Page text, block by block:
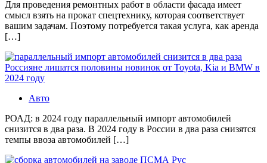
Для проведения ремонтных работ в области фасада имеет
смысл взять на прокат спецтехнику, которая соответствует
вашим задачам. Поэтому потребуется такая услуга, как аренда
[…]
Россияне лишатся половины новинок от Toyota, Kia и BMW в
2024 году
Авто
РОАД: в 2024 году параллельный импорт автомобилей
снизится в два раза. В 2024 году в России в два раза снизятся
темпы ввоза автомобилей […]